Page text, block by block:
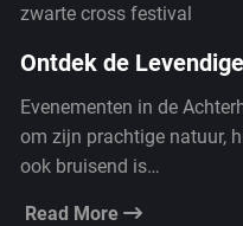
zwarte cross festival
Ontdek de
Evenementen in de
om zijn prachtige natuur,
ook bruisend is…
Read More